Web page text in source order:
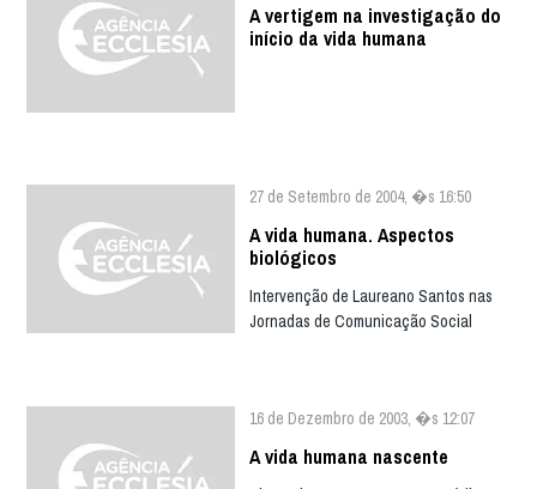
A vertigem na investigação do
início da vida humana
27 de Setembro de 2004, �s 16:50
A vida humana. Aspectos
biológicos
Intervenção de Laureano Santos nas
Jornadas de Comunicação Social
16 de Dezembro de 2003, �s 12:07
A vida humana nascente